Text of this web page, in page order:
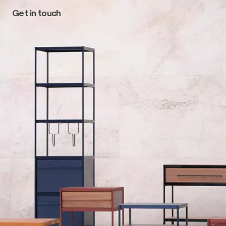
Main navigation
Get in touch